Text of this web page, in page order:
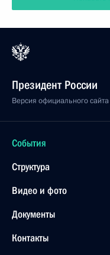
Президент России
Версия официального
События
Структура
Видео и фото
Документы
Контакты